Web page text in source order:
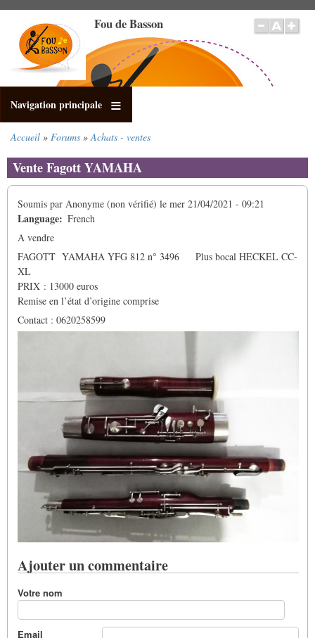
contenu
principal
Fou de Basson
Navigation principale
d'Ariane
Accueil Forums Achats - ventes
Vente Fagott YAMAHA
Soumis par Anonyme (non vérifié) le mer 21/04/2021 - 09:21
Language
French
A vendre
FAGOTT YAMAHA YFG 812 n° 3496 Plus bocal HECKEL CC-
XL
PRIX : 13000 euros
Remise en l’état d’origine comprise
Contact : 0620258599
Ajouter un commentaire
Votre nom
Email